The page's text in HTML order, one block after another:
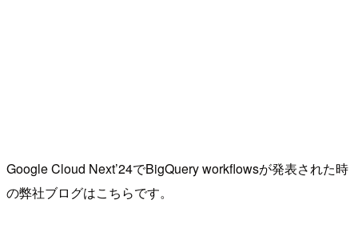
Google Cloud Next’24でBigQuery workflowsが発表された時
の弊社ブログはこちらです。